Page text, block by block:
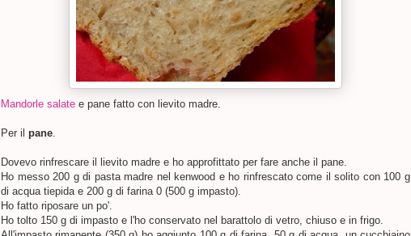
Mandorle salate e pane fatto con lievito madre.
Per il pane
Dovevo rinfrescare il lievito madre e ho approfittato per fare anche il pane.
Ho messo 200 g di pasta madre nel kenwood e ho rinfrescato come il solito con 100 g
di acqua tiepida e 200 g di farina 0 (500 g impasto).
Ho fatto riposare un po'.
Ho tolto 150 g di impasto e l'ho conservato nel barattolo di vetro, chiuso e in frigo.